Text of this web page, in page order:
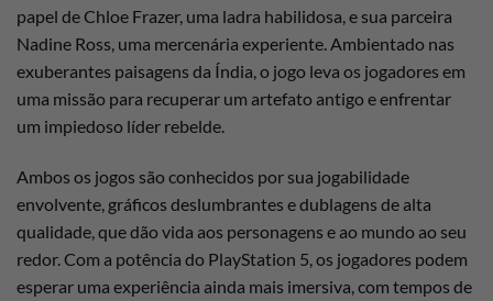
papel de Chloe Frazer, uma ladra habilidosa, e sua parceira
Nadine Ross, uma mercenária experiente. Ambientado nas
exuberantes paisagens da Índia, o jogo leva os jogadores em
uma missão para recuperar um artefato antigo e enfrentar
um impiedoso líder rebelde.
Ambos os jogos são conhecidos por sua jogabilidade
envolvente, gráficos deslumbrantes e dublagens de alta
qualidade, que dão vida aos personagens e ao mundo ao seu
redor. Com a potência do PlayStation 5, os jogadores podem
esperar uma experiência ainda mais imersiva, com tempos de